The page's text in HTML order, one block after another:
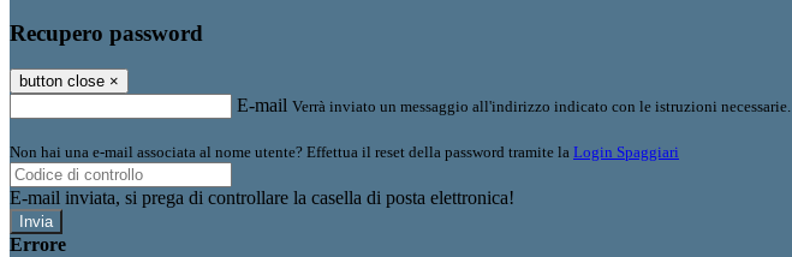
Recupero password
button close ×
E-mail Verrà inviato un messaggio all'indirizzo indicato con le istruzioni necessarie.
Non hai una e-mail associata al nome utente? Effettua il reset della password tramite la Login Spaggiari
E-mail inviata, si prega di controllare la casella di posta elettronica!
Errore